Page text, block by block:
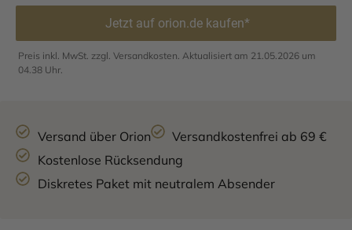
Jetzt auf orion.de kaufen*
Preis inkl. MwSt. zzgl. Versandkosten. Aktualisiert am 21.05.2026 um
04.38 Uhr.
Versand über Orion
Versandkostenfrei ab 69 €
Kostenlose Rücksendung
Diskretes Paket mit neutralem Absender